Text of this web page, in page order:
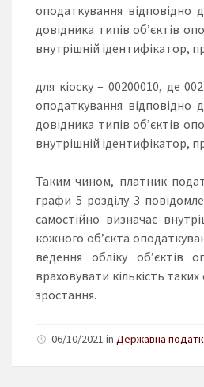
оподаткування відповідно
довідника типів об’єктів
внутрішній ідентифікатор,
для кіоску – 00200010, де
оподаткування відповідно
довідника типів об’єктів
внутрішній ідентифікатор,
Таким чином, платник
графи 5 розділу 3
самостійно визначає
кожного об’єкта
ведення обліку об’єктів
враховувати кількість таких
зростання.
06/10/2021 in Державна